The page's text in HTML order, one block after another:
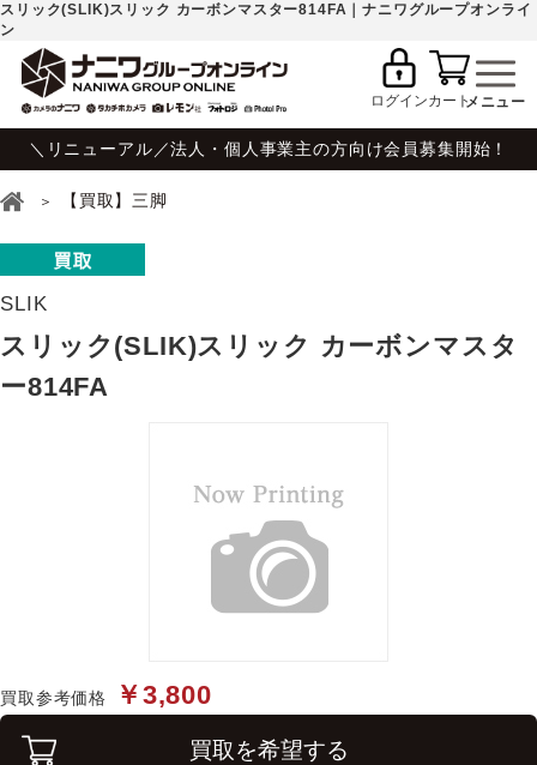
スリック(SLIK)スリック カーボンマスター814FA｜ナニワグループオンライ
ン
ログインカート
＼リニューアル／法人・個人事業主の方向け会員募集開始！
【買取】三脚
SLIK
スリック(SLIK)スリック カーボンマスタ
ー814FA
買取参考価格 ￥3,800
買取を希望する